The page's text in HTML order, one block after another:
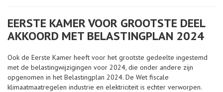
EERSTE KAMER VOOR GROOTSTE DEEL
AKKOORD MET BELASTINGPLAN 2024
Ook de Eerste Kamer heeft voor het grootste gedeelte ingestemd
met de belastingwijzigingen voor 2024, die onder andere zijn
opgenomen in het Belastingplan 2024. De Wet fiscale
klimaatmaatregelen industrie en elektriciteit is echter verworpen.